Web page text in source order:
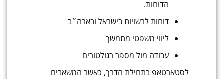
הדוחות.
דוחות לרשויות בישראל ובארה״ב
ליווי משפטי מתמשך
עבודה מול מספר רגולטורים
לסטארטאפ בתחילת הדרך, כאשר המשאבים